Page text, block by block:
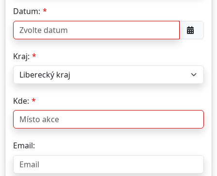
Datum:
Kraj:
Kde:
Email: